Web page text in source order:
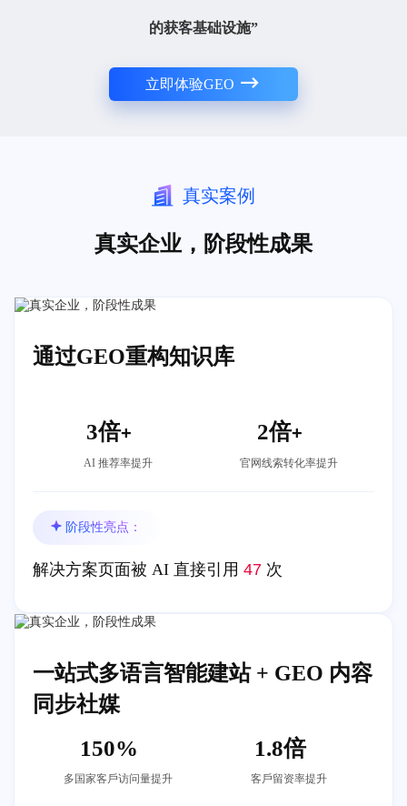
的获客基础设施”
立即体验GEO
真实案例
真实企业，阶段性成果
通过GEO重构知识库
3倍+
AI 推荐率提升
2倍+
官⽹线索转化率提升
阶段性亮点：
解决⽅案⻚⾯被 AI 直接引⽤ 47 次
⼀站式多语⾔智能建站 + GEO 内容
同步社媒
150%
多国家客⼾访问量提升
1.8倍
客⼾留资率提升